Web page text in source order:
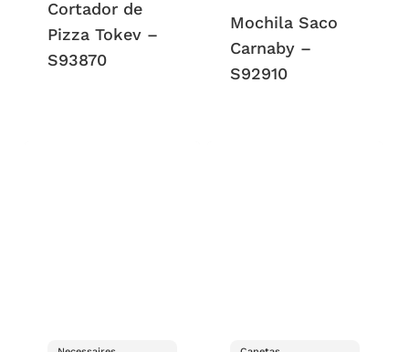
Cortador de
Pizza Tokev –
S93870
Mochila Saco
Carnaby –
S92910